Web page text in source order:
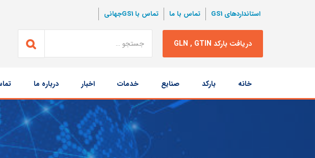
استانداردهای GS1 تماس با ما تماس با GS1جهانی
دریافت بارکد GLN , GTIN
نتبجه
جستجو
محتوا
خانه بارکد صنایع خدمات اخبار درباره ما